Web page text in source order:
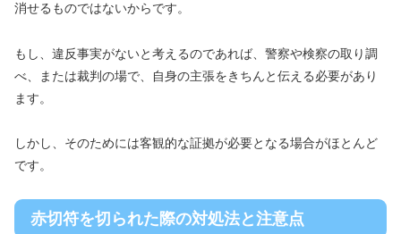
消せるものではないからです。
もし、違反事実がないと考えるのであれば、警察や検察の取り調
べ、または裁判の場で、自身の主張をきちんと伝える必要があり
ます。
しかし、そのためには客観的な証拠が必要となる場合がほとんど
です。
赤切符を切られた際の対処法と注意点